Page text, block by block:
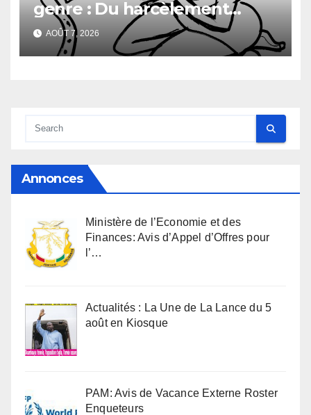
genre : Du harcèlement
sexuel
AOÛT 7, 2026
Annonces
Ministère de l’Economie et des
Finances: Avis d’Appel d’Offres pour
l’…
Actualités : La Une de La Lance du 5
août en Kiosque
PAM: Avis de Vacance Externe Roster
Enqueteurs